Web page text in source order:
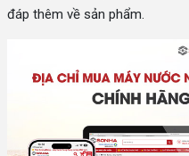
đáp thêm về sản phẩm.